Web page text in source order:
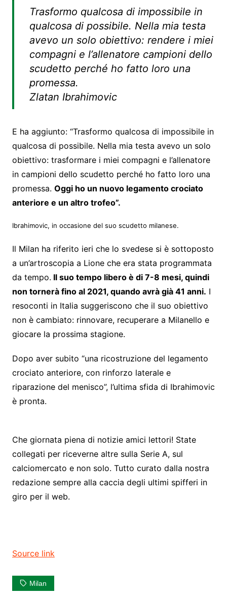
Trasformo qualcosa di impossibile in
qualcosa di possibile. Nella mia testa
avevo un solo obiettivo: rendere i miei
compagni e l’allenatore campioni dello
scudetto perché ho fatto loro una
promessa.
Zlatan Ibrahimovic
E ha aggiunto: “Trasformo qualcosa di impossibile in
qualcosa di possibile. Nella mia testa avevo un solo
obiettivo: trasformare i miei compagni e l’allenatore
in campioni dello scudetto perché ho fatto loro una
promessa. Oggi ho un nuovo legamento crociato
anteriore e un altro trofeo”.
Ibrahimovic, in occasione del suo scudetto milanese.
Il Milan ha riferito ieri che lo svedese si è sottoposto
a un’artroscopia a Lione che era stata programmata
da tempo. Il suo tempo libero è di 7-8 mesi, quindi
non tornerà fino al 2021, quando avrà già 41 anni. I
resoconti in Italia suggeriscono che il suo obiettivo
non è cambiato: rinnovare, recuperare a Milanello e
giocare la prossima stagione.
Dopo aver subito “una ricostruzione del legamento
crociato anteriore, con rinforzo laterale e
riparazione del menisco”, l’ultima sfida di Ibrahimovic
è pronta.
Che giornata piena di notizie amici lettori! State
collegati per riceverne altre sulla Serie A, sul
calciomercato e non solo. Tutto curato dalla nostra
redazione sempre alla caccia degli ultimi spifferi in
giro per il web.
Source link
Milan